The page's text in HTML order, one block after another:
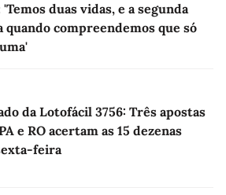
duas vidas, e a segunda
quando compreendemos que só
da Lotofácil 3756: Três apostas
e RO acertam as 15 dezenas
feira